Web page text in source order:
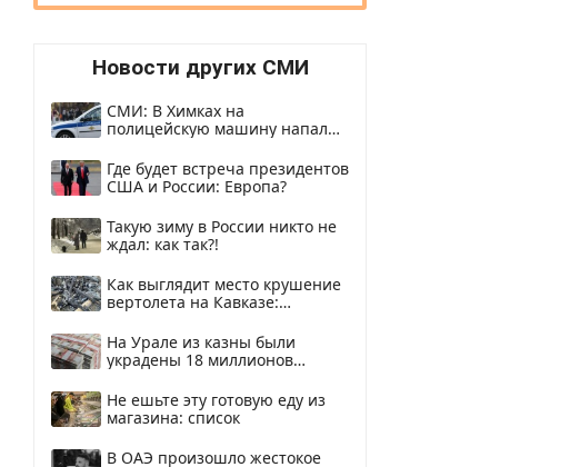
Новости других СМИ
СМИ: В Химках на
полицейскую машину напали
Где будет встреча президентов
США и России: Европа?
Такую зиму в России никто не
ждал: как так?!
Как выглядит место крушение
вертолета на Кавказе:
На Урале из казны были
украдены 18 миллионов
Не ешьте эту готовую еду из
магазина: список
В ОАЭ произошло жестокое